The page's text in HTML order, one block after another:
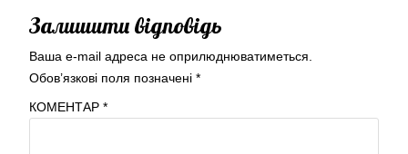
Залишити відповідь
Ваша e-mail адреса не оприлюднюватиметься.
Обов’язкові поля позначені *
КОМЕНТАР *